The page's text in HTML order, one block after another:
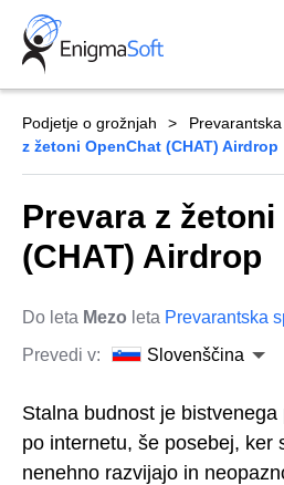
Skip
content
Podjetje o grožnjah
z žetoni OpenChat (CHAT) Airdrop
Prevara z
(CHAT) Airdrop
Do leta Mezo leta Prevarantska
Prevedi v:
Slovenščina
Stalna budnost je
po internetu, še posebej, ker
nenehno razvijajo in